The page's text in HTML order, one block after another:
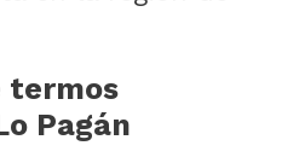
termos
Pagán